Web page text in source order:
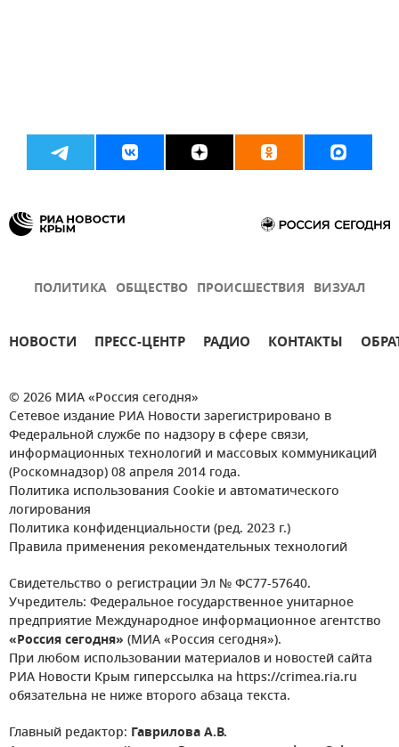
ПОЛИТИКА ОБЩЕСТВО ПРОИСШЕСТВИЯ ВИЗУАЛ
НОВОСТИ ПРЕСС-ЦЕНТР РАДИО КОНТАКТЫ
© 2026 МИА «Россия сегодня»
Сетевое издание РИА Новости зарегистрировано в
Федеральной службе по надзору в сфере связи,
информационных технологий и массовых коммуникаций
(Роскомнадзор) 08 апреля 2014 года.
Политика использования Cookie и автоматического
логирования
Политика конфиденциальности (ред. 2023 г.)
Правила применения рекомендательных технологий
Свидетельство о регистрации Эл № ФС77-57640.
Учредитель: Федеральное государственное унитарное
предприятие Международное информационное агентство
«Россия сегодня» (МИА «Россия сегодня»).
При любом использовании материалов и новостей сайта
РИА Новости Крым гиперссылка на https://crimea.ria.ru
обязательна не ниже второго абзаца текста.
Главный редактор: Гаврилова А.В.